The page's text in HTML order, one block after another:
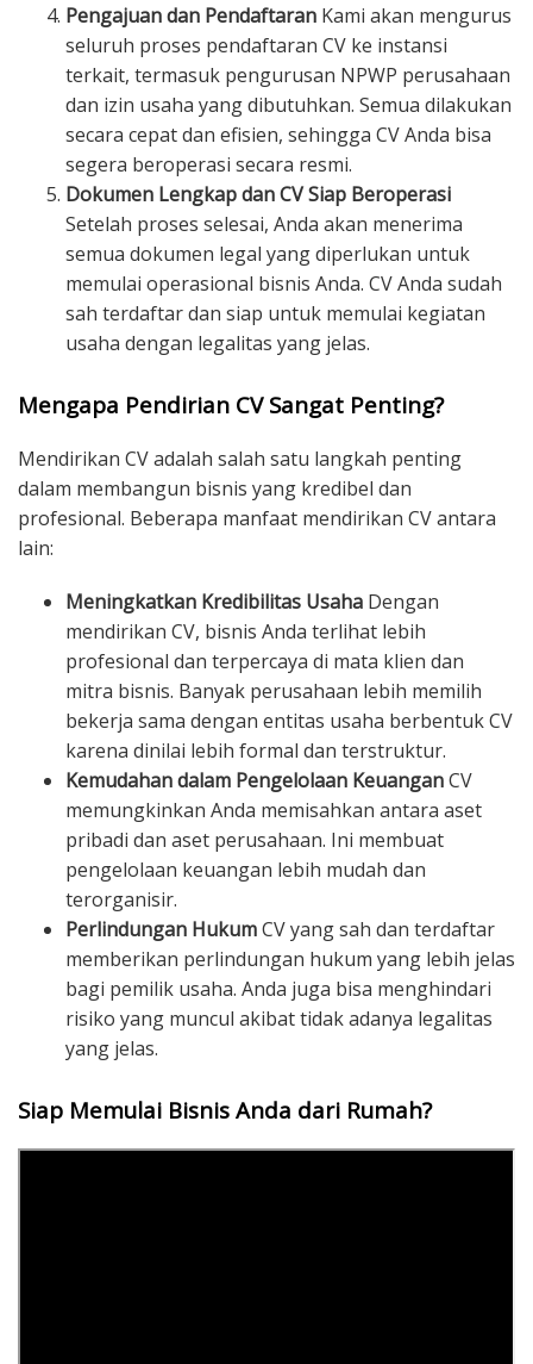
Pengajuan dan Pendaftaran Kami akan mengurus
seluruh proses pendaftaran CV ke instansi
terkait, termasuk pengurusan NPWP perusahaan
dan izin usaha yang dibutuhkan. Semua dilakukan
secara cepat dan efisien, sehingga CV Anda bisa
segera beroperasi secara resmi.
Dokumen Lengkap dan CV Siap Beroperasi
Setelah proses selesai, Anda akan menerima
semua dokumen legal yang diperlukan untuk
memulai operasional bisnis Anda. CV Anda sudah
sah terdaftar dan siap untuk memulai kegiatan
usaha dengan legalitas yang jelas.
Mengapa Pendirian CV Sangat Penting?
Mendirikan CV adalah salah satu langkah penting
dalam membangun bisnis yang kredibel dan
profesional. Beberapa manfaat mendirikan CV antara
lain:
Meningkatkan Kredibilitas Usaha Dengan
mendirikan CV, bisnis Anda terlihat lebih
profesional dan terpercaya di mata klien dan
mitra bisnis. Banyak perusahaan lebih memilih
bekerja sama dengan entitas usaha berbentuk CV
karena dinilai lebih formal dan terstruktur.
Kemudahan dalam Pengelolaan KeuanganCV
memungkinkan Anda memisahkan antara aset
pribadi dan aset perusahaan. Ini membuat
pengelolaan keuangan lebih mudah dan
terorganisir.
Perlindungan HukumCV yang sah dan terdaftar
memberikan perlindungan hukum yang lebih jelas
bagi pemilik usaha. Anda juga bisa menghindari
risiko yang muncul akibat tidak adanya legalitas
yang jelas.
Siap Memulai Bisnis Anda dari Rumah?